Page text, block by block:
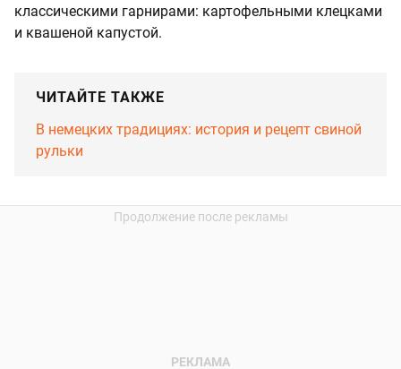
классическими гарнирами: картофельными клецками
и квашеной капустой.
ЧИТАЙТЕ ТАКЖЕ
В немецких традициях: история и рецепт свиной
рульки